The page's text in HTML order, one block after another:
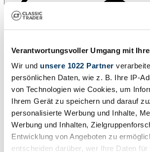
Verantwortungsvoller Umgang mit
Wir und unsere 1022 Partner
persönlichen Daten, wie z. B. Ihre IP-
von Technologien wie Cookies, um
Ihrem Gerät zu speichern und darauf
personalisierte Werbung und Inhalte,
Werbung und Inhalten,
Entwicklung von Angeboten zu
entscheiden darüber, wer Ihre Daten
Partager